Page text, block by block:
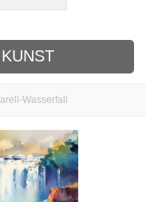
Wasserfall